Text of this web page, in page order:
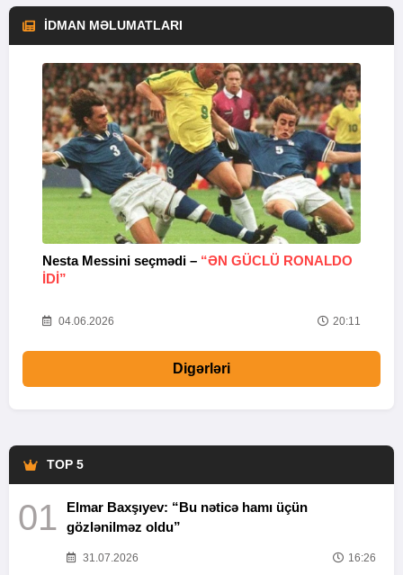
İDMAN MƏLUMATLARI
Nesta Messini seçmədi – “ƏN GÜCLÜ RONALDO
IDI”
04.06.2026 20:11
Digərləri
TOP 5
01
Elmar Baxşıyev: “Bu nəticə hamı üçün
gözlənilməz oldu”
31.07.2026 16:26